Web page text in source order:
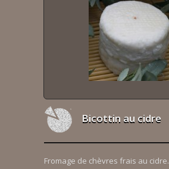
Bicottin au cidre
Fromage de chèvres frais au cidre.